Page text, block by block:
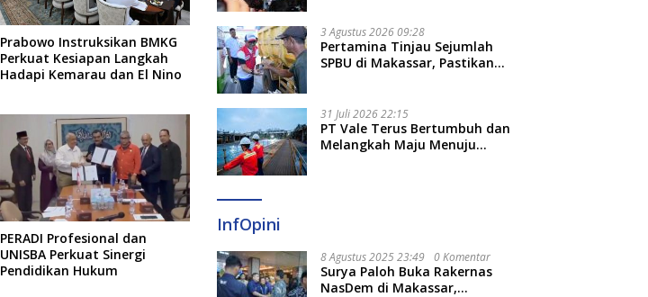
Prabowo Instruksikan BMKG
Perkuat Kesiapan Langkah
Hadapi Kemarau dan El Nino
PERADI Profesional dan
UNISBA Perkuat Sinergi
Pendidikan Hukum
3 Agustus 2026 09:28
Pertamina Tinjau Sejumlah
SPBU di Makassar, Pastikan
31 Juli 2026 22:15
PT Vale Terus Bertumbuh dan
Melangkah Maju Menuju
InfOpini
8 Agustus 2025 23:49 0 Komentar
Surya Paloh Buka Rakernas
NasDem di Makassar,